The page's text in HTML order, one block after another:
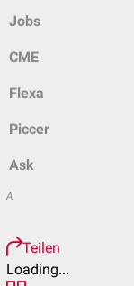
Jobs
CME
Flexa
Piccer
Ask
A
Teilen
Loading...